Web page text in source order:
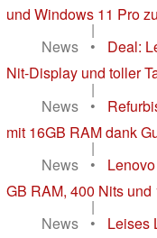
und Windows 11 Pro
|
News
•
Deal:
Nit-Display und toller
|
News
•
mit 16GB RAM dank
|
News
•
GB RAM, 400 Nits und
|
News
•
Leises